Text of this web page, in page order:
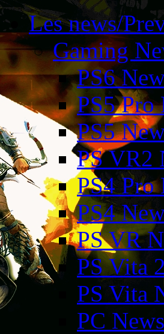
Les news/
Gaming
PS6
PS5 Pro
PS5
PS VR2
PS4 Pro
PS4
PS VR
PS Vita
PS Vita
PC News